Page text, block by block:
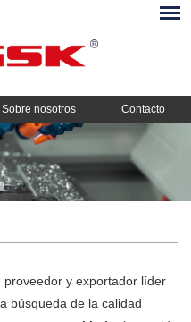
Sobre nosotros Contacto
y exportador líder
búsqueda de la calidad